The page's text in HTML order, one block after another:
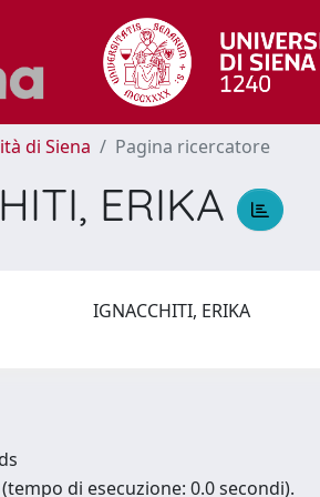
di Siena Pagina ricercatore
ERIKA
IGNACCHITI, ERIKA
di esecuzione: 0.0 secondi).